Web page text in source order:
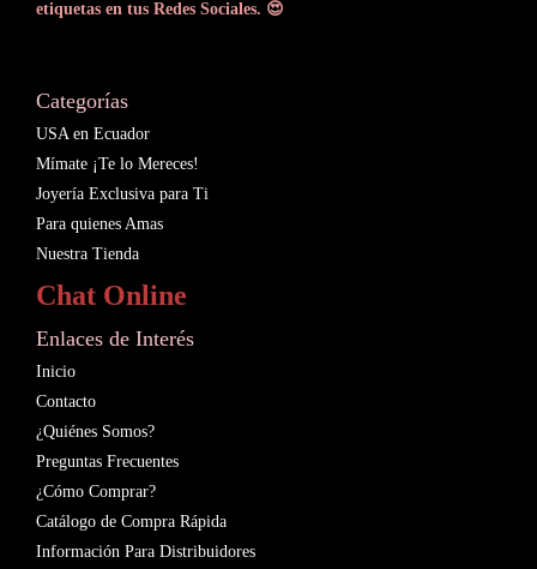
etiquetas en tus Redes Sociales. 😍
Categorías
USA en Ecuador
Mímate ¡Te lo Mereces!
Joyería Exclusiva para Ti
Para quienes Amas
Nuestra Tienda
Chat Online
Enlaces de Interés
Inicio
Contacto
¿Quiénes Somos?
Preguntas Frecuentes
¿Cómo Comprar?
Catálogo de Compra Rápida
Información Para Distribuidores